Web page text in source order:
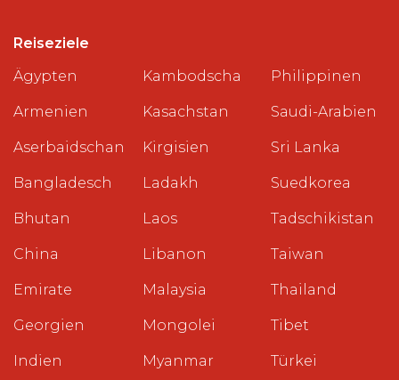
Reiseziele
Ägypten
Armenien
Aserbaidschan
Bangladesch
Bhutan
China
Emirate
Georgien
Indien
Kambodscha
Kasachstan
Kirgisien
Ladakh
Laos
Libanon
Malaysia
Mongolei
Myanmar
Philippinen
Saudi-Arabien
Sri Lanka
Suedkorea
Tadschikistan
Taiwan
Thailand
Tibet
Türkei